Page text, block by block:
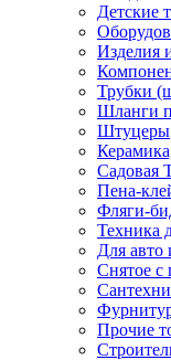
Детские
Изделия
Трубки
Шланги
Штуцеры
Садовая
Пена-
Фляги-
Техника
Для авто
Снятое с
Прочие